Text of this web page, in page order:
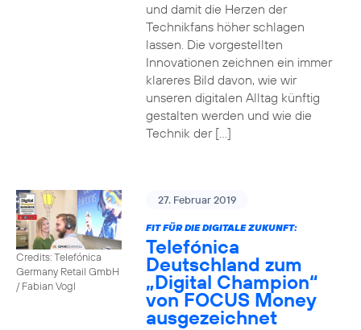
und damit die Herzen der
Technikfans höher schlagen
lassen. Die vorgestellten
Innovationen zeichnen ein immer
klareres Bild davon, wie wir
unseren digitalen Alltag künftig
gestalten werden und wie die
Technik der […]
Credits: Telefónica
Germany Retail GmbH
/ Fabian Vogl
27. Februar 2019
FIT FÜR DIE DIGITALE ZUKUNFT:
Telefónica
Deutschland zum
„Digital Champion“
von FOCUS Money
ausgezeichnet